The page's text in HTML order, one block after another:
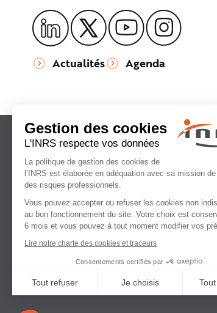
Actualités Agenda
Institut national
de recherche et de sécurité
pour la prévention
des accidents du travail
et des maladies professionnelles